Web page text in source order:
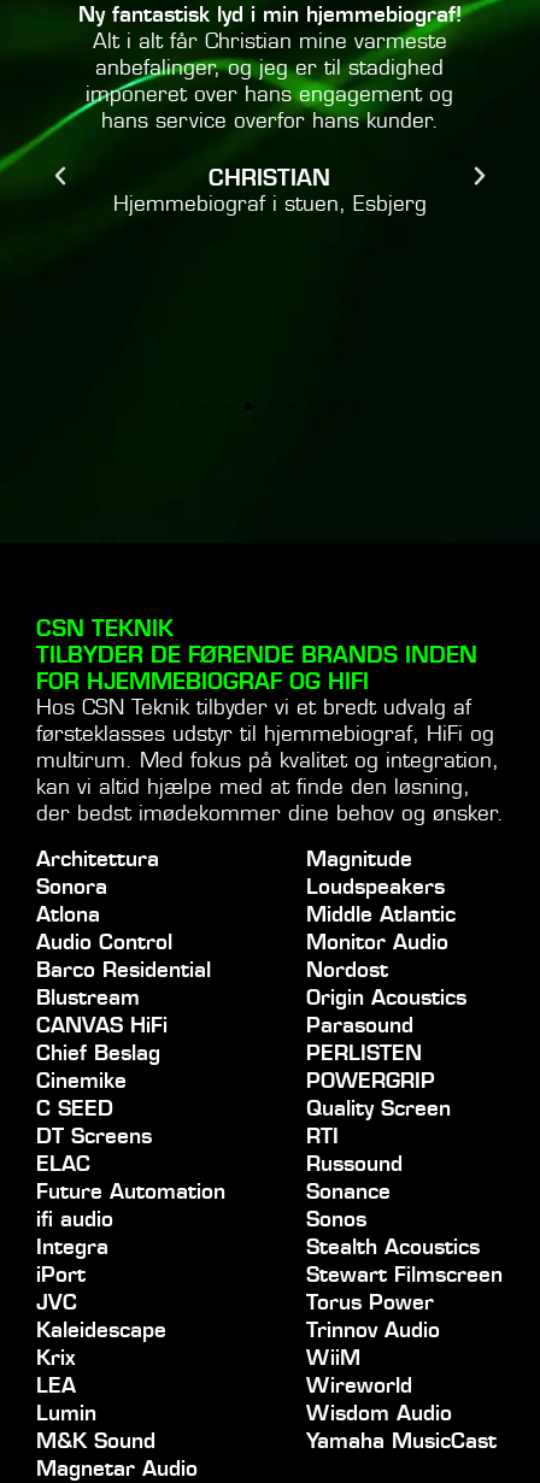
Min bedste anbefaling af samarbejdet
med Christian, CSN Teknik.
Christian bestræber sig virkelig på at
finde den bedste løsning, der opfylder
ens ønsker med skyldig hensyntagen til
tilfredse med anlægget, som er leveret
i aftalt kvalitet til aftalt pris.
CSN TEKNIK
TILBYDER DE FØRENDE BRANDS INDEN
FOR HJEMMEBIOGRAF OG HIFI
Hos CSN Teknik tilbyder vi et bredt udvalg af
førsteklasses udstyr til hjemmebiograf, HiFi og
multirum. Med fokus på kvalitet og integration,
kan vi altid hjælpe med at finde den løsning,
der bedst imødekommer dine behov og ønsker.
Architettura
Sonora
Atlona
Audio Control
Barco Residential
Blustream
CANVAS HiFi
Chief Beslag
Cinemike
C SEED
DT Screens
ELAC
Future Automation
ifi audio
Integra
iPort
JVC
Kaleidescape
Krix
LEA
Lumin
M&K Sound
Magnetar Audio
Magnitude
Loudspeakers
Middle Atlantic
Monitor Audio
Nordost
Origin Acoustics
Parasound
PERLISTEN
POWERGRIP
Quality Screen
RTI
Russound
Sonance
Sonos
Stealth Acoustics
Stewart Filmscreen
Torus Power
Trinnov Audio
WiiM
Wireworld
Wisdom Audio
Yamaha MusicCast